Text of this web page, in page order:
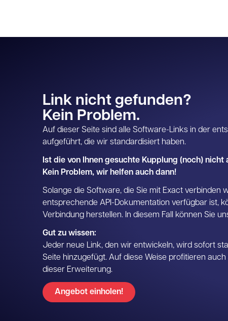
Link nicht gefunden?
Kein Problem.
Auf dieser Seite sind alle Software-Links in der
aufgeführt, die wir standardisiert haben.
Ist die von Ihnen gesuchte Kupplung (noch) nicht
Kein Problem, wir helfen auch dann!
Solange die Software, die Sie mit Exact verbinden
entsprechende API-Dokumentation verfügbar ist,
Verbindung herstellen. In diesem Fall können Sie
Gut zu wissen:
Jeder neue Link, den wir entwickeln, wird sofort
Seite hinzugefügt. Auf diese Weise profitieren
dieser Erweiterung.
Angebot einholen!